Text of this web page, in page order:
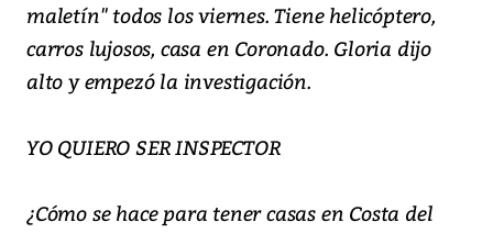
maletín" todos los viernes. Tiene helicóptero,
carros lujosos, casa en Coronado. Gloria dijo
alto y empezó la investigación.
YO QUIERO SER INSPECTOR
¿Cómo se hace para tener casas en Costa del